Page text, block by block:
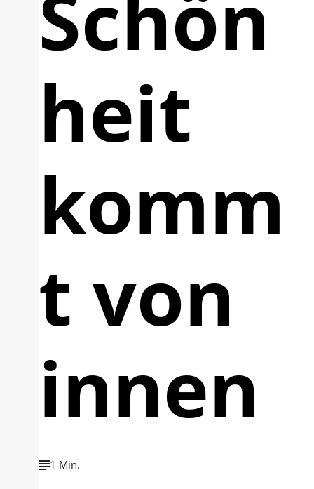
heit
komm
t von
innen
1 Min.